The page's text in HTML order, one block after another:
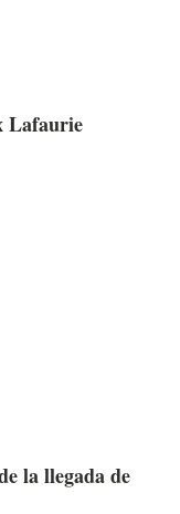
Lafaurie
la llegada de